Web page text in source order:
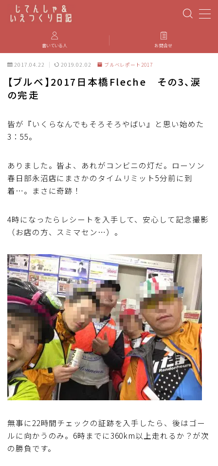
PBP(Paris-Brest-Paris)
エベレスティング
パーツのインプレ・カスタマイズ
カステリ
ディスクブレーキ
Di2関連
ブルべレポート2025
ブルべレポート2024
ブルべレポート2023
ブルベレポート2022
ブルべレポート2021
ブルベレポート2020
ブルベレポート2019
書いている人 お問合せ
2017.04.22 2019.02.02 ブルベレポート2017
【ブルベ】2017日本橋Fleche その3、涙
の完走
皆が『いくらなんでもそろそろやばい』と思い始めた
3：55。
ありました。皆よ、あれがコンビニの灯だ。ローソン
春日部永沼店にまさかのタイムリミット5分前に到
着…。まさに奇跡！
4時になったらレシートを入手して、安心して記念撮影
（お店の方、スミマセン…）。
無事に22時間チェックの証跡を入手したら、後はゴー
ルに向かうのみ。6時までに360km以上走れるか？が次
の勝負です。